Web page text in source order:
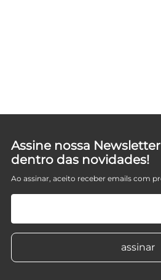
Assine nossa
dentro das novidades!
Ao assinar, aceito receber emails com